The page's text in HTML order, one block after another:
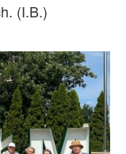
(I.B.)